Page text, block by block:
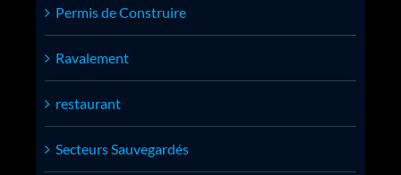
Permis de Construire
Ravalement
restaurant
Secteurs Sauvegardés